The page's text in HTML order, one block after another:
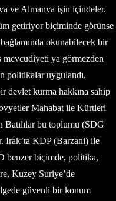
ve Almanya işin içindeler.
getiriyor biçiminde görünse
okunabilecek bir
ya görmezden
politikalar uygulandı.
devlet kurma hakkına sahip
Mahabat ile Kürtleri
Batılılar bu toplumu (SDG
Irak’ta KDP (Barzani) ile
benzer biçimde, politika,
Kuzey Suriye’de
güvenli bir konum